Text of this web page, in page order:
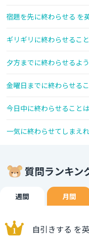
宿題を先に終わらせる を
ギリギリに終わらせるこ
夕方までに終わらせるよ
金曜日までに終わらせる
今日中に終わらせること
一気に終わらせてしまえ
質問ランキン
週間 月間
自引きする を